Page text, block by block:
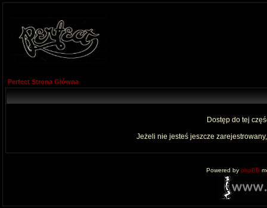
Perfect Strona Główna
Dostęp do tej
Jeżeli nie jesteś jeszcze
Powered by phpBB